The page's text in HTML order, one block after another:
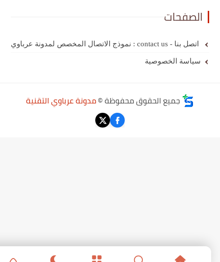
الصفحات
اتصل بنا - contact us : نموذج الاتصال المخصص لمدونة عرباوي
سياسة الخصوصية
جميع الحقوق محفوظة ©مدونة عرباوي التقنية